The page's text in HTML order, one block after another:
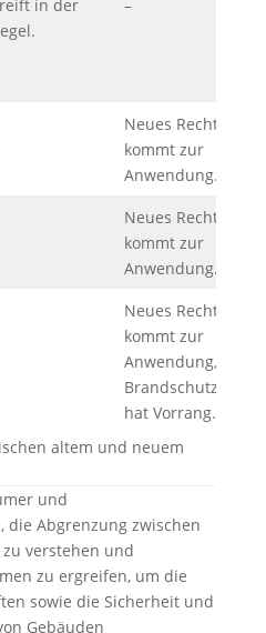
in der
–
Neues Recht
kommt zur
Anwendung.
Neues Recht
kommt zur
Anwendung.
Neues Recht
kommt zur
Anwendung,
Brandschutz
hat Vorrang.
altem und neuem
und
die Abgrenzung zwischen
verstehen und
zu ergreifen, um die
sowie die Sicherheit und
Gebäuden